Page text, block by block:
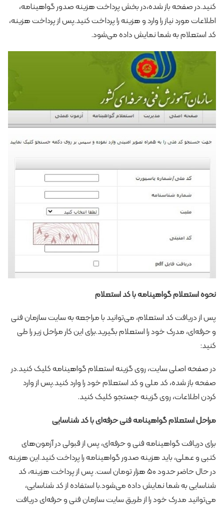
کنید.در صفحه باز شده،در بخش پرداخت هزینه صدور گواهینامه،
اطلاعات مورد نیاز را وارد و هزینه را پرداخت کنید.پس از پرداخت هزینه،
کد استعلام به شما نمایش داده می‌شود.
نحوه استعلام گواهینامه با کد استعلام
پس از دریافت کد استعلام، می‌توانید با مراجعه به سایت سازمان فنی
و حرفه‌ای، مدرک خود را استعلام بگیرید.برای این کار مراحل زیر را طی
کنید:
در صفحه اصلی سایت، روی گزینه استعلام گواهینامه کلیک کنید.در
صفحه باز شده، کد ملی و کد استعلام خود را وارد کنید.پس از وارد
کردن اطلاعات، روی گزینه جستجو کلیک کنید.
مراحل استعلام گواهینامه فنی حرفه‌ای با کد شناسایی
برای دریافت گواهینامه فنی و حرفه‌ای، پس از قبولی در آزمون‌های
کتبی و عملی، باید هزینه صدور گواهینامه را پرداخت کنید.این هزینه
در حال حاضر حدود ۵۰ هزار تومان است. پس از پرداخت هزینه، کد
شناسایی به شما نمایش داده می‌شود.با استفاده از کد شناسایی،
می‌توانید مدرک خود را از طریق سایت سازمان فنی و حرفه‌ای دریافت